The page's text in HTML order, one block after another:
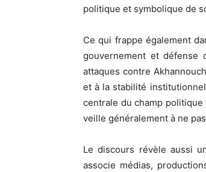
politique et symbolique de
Ce qui frappe également
gouvernement et défense
attaques contre
et à la stabilité
centrale du champ politique
veille généralement à ne
Le discours révèle aussi
associe médias,